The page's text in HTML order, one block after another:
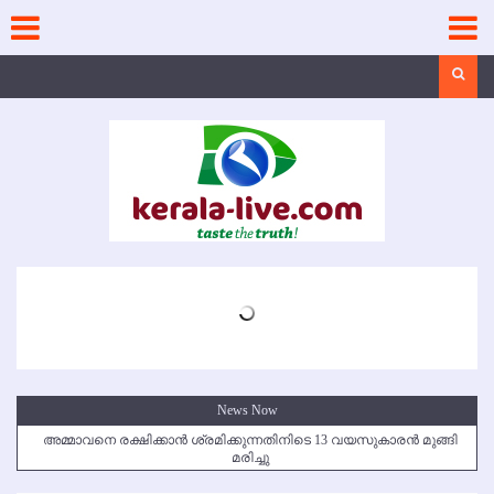
content
News Now
അമ്മാവനെ രക്ഷിക്കാന്‍ ശ്രമിക്കുന്നതിനിടെ 13 വയസുകാരന്‍ മുങ്ങി
മരിച്ചു